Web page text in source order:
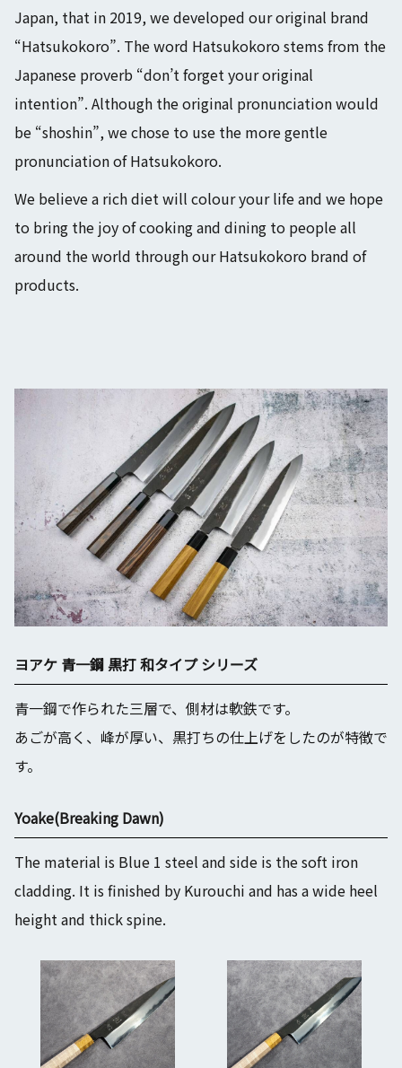
Japan, that in 2019, we developed our original brand
“Hatsukokoro”. The word Hatsukokoro stems from the
Japanese proverb “don’t forget your original
intention”. Although the original pronunciation would
be “shoshin”, we chose to use the more gentle
pronunciation of Hatsukokoro.
We believe a rich diet will colour your life and we hope
to bring the joy of cooking and dining to people all
around the world through our Hatsukokoro brand of
products.
ヨアケ 青一鋼 黒打 和タイプ シリーズ
青一鋼で作られた三層で、側材は軟鉄です。
あごが高く、峰が厚い、黒打ちの仕上げをしたのが特徴で
す。
Yoake(Breaking Dawn)
The material is Blue 1 steel and side is the soft iron
cladding. It is finished by Kurouchi and has a wide heel
height and thick spine.